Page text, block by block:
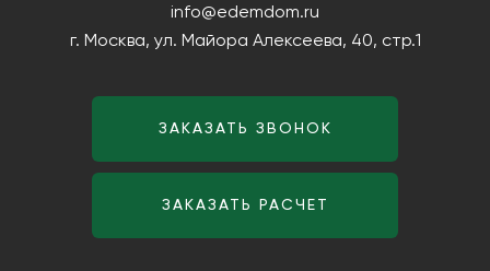
info@edemdom.ru
г. Москва, ул. Майора Алексеева, 40, стр.1
ЗАКАЗАТЬ ЗВОНОК
ЗАКАЗАТЬ РАСЧЕТ